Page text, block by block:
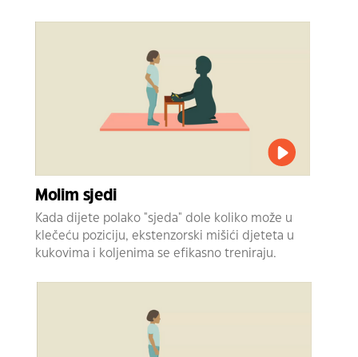
Molim sjedi
Kada dijete polako "sjeda" dole koliko može u
klečeću poziciju, ekstenzorski mišići djeteta u
kukovima i koljenima se efikasno treniraju.